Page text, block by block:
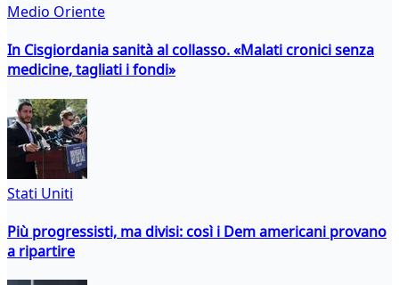
Medio Oriente
In Cisgiordania sanità al collasso. «Malati cronici senza
medicine, tagliati i fondi»
Stati Uniti
Più progressisti, ma divisi: così i Dem americani provano
a ripartire